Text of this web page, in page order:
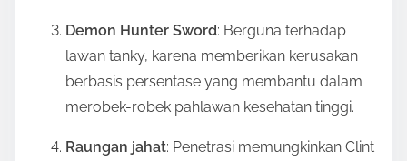
Demon Hunter Sword: Berguna terhadap
lawan tanky, karena memberikan kerusakan
berbasis persentase yang membantu dalam
merobek-robek pahlawan kesehatan tinggi.
Raungan jahat: Penetrasi memungkinkan Clint